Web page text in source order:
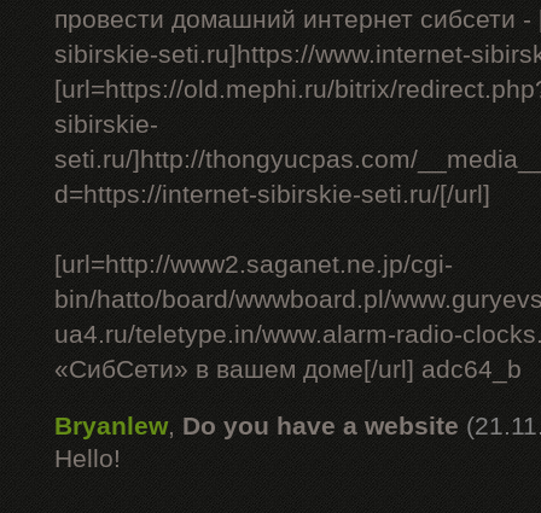
провести домашний интернет сибсети
sibirskie-seti.ru]https://www.internet-
[url=https://old.mephi.ru/bitrix/
sibirskie-
seti.ru/]http://thongyucpas.com/
d=https://internet-sibirskie-seti.ru/[/url]
[url=http://www2.saganet.ne.jp/cgi-
bin/hatto/board/wwwboard.pl/
ua4.ru/teletype.in/www.alarm-radio-
«СибСети» в вашем доме[/url] adc64_b
Bryanlew, Do you have a website
Hello!